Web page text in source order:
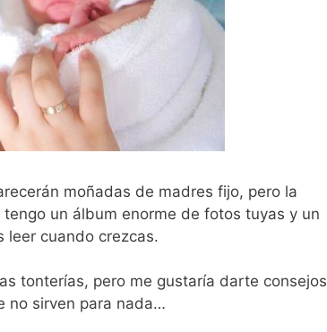
moñadas de madres fijo, pero la
un álbum enorme de fotos tuyas y un
leer cuando crezcas.
tonterías, pero me gustaría darte consejos
no sirven para nada…